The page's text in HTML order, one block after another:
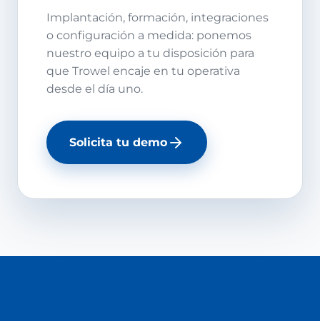
Implantación, formación, integraciones
o configuración a medida: ponemos
nuestro equipo a tu disposición para
que Trowel encaje en tu operativa
desde el día uno.
Solicita tu demo